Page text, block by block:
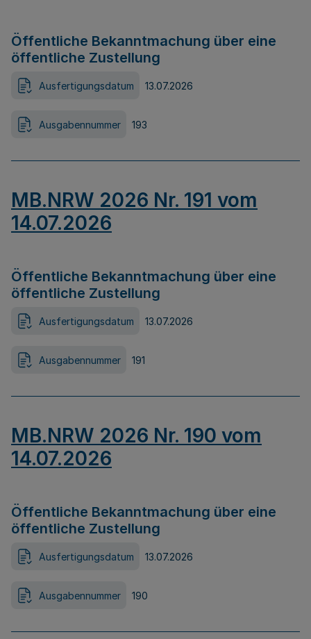
Öffentliche Bekanntmachung über eine
öffentliche Zustellung
Ausfertigungsdatum 13.07.2026
Ausgabennummer 193
MB.NRW 2026 Nr. 191 vom
14.07.2026
Öffentliche Bekanntmachung über eine
öffentliche Zustellung
Ausfertigungsdatum 13.07.2026
Ausgabennummer 191
MB.NRW 2026 Nr. 190 vom
14.07.2026
Öffentliche Bekanntmachung über eine
öffentliche Zustellung
Ausfertigungsdatum 13.07.2026
Ausgabennummer 190